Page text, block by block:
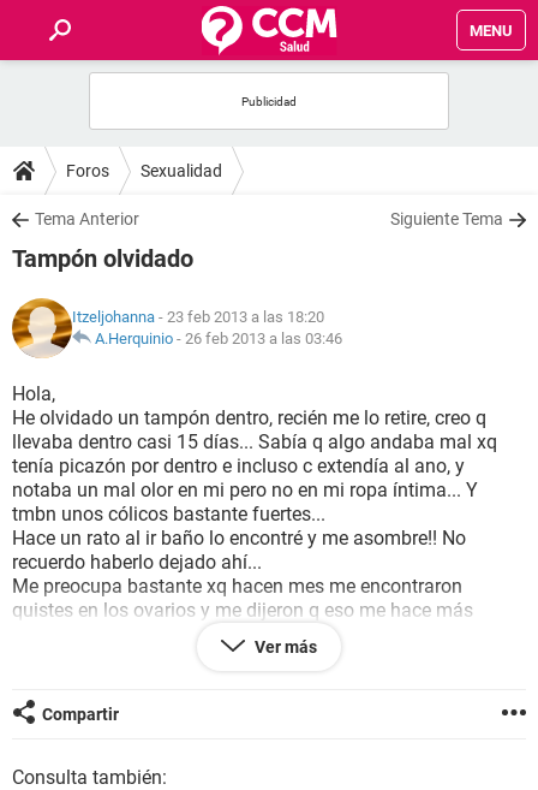
MENU
FOROS
SALUD
FAMILIA
NUTRICIÓN
BIENESTAR
SEXUALIDAD
GLOSARIO
Foros Sexualidad
Tema Anterior Siguiente Tema
Tampón olvidado
Itzeljohanna - 23 feb 2013 a las 18:20
A.Herquinio - 26 feb 2013 a las 03:46
Hola,
He olvidado un tampón dentro, recién me lo retire, creo q
llevaba dentro casi 15 días... Sabía q algo andaba mal xq
tenía picazón por dentro e incluso c extendía al ano, y
notaba un mal olor en mi pero no en mi ropa íntima... Y
tmbn unos cólicos bastante fuertes...
Hace un rato al ir baño lo encontré y me asombre!! No
recuerdo haberlo dejado ahí...
Me preocupa bastante xq hacen mes me encontraron
quistes en los ovarios y me dijeron q eso me hace más
propensa a las infecciones...
Por ahora he tomado una dosis única de mitronidazol (4
podré ir al médico hasta la próxima semana x cuestiones
monetarias, pero kisiera saber si puedo usar algo más x
Ver más
Compartir
Consulta también: